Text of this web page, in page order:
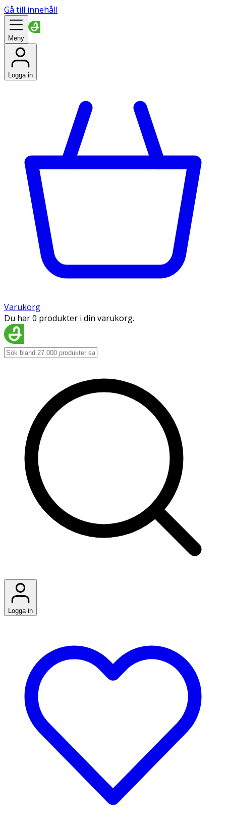
Gå till innehåll
Meny
Logga in
Varukorg
Du har 0 produkter i din varukorg.
Logga in